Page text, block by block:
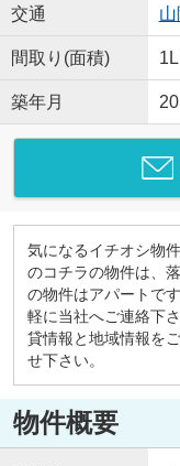
交通
間取り(面積)
築年月
気になるイチオシ物
のコチラの物件は、
の物件はアパートで
軽に当社へご連絡下
貸情報と地域情報を
せ下さい。
物件概要